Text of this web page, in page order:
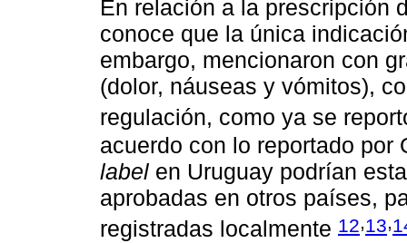
En relación a la prescripción
conoce que la única
embargo, mencionaron con
(dolor, náuseas y vómitos),
regulación, como ya se
acuerdo con lo reportado por
label en Uruguay podrían
aprobadas en otros países,
registradas localmente 12,13,